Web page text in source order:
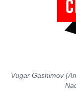
Vugar Gashimov